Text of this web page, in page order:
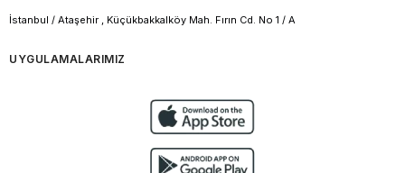
İstanbul / Ataşehir , Küçükbakkalköy Mah. Fırın Cd. No 1 / A
UYGULAMALARIMIZ